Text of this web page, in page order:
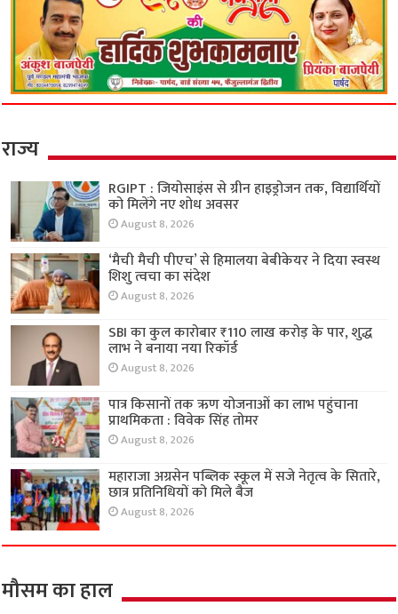
राज्य
RGIPT : जियोसाइंस से ग्रीन हाइड्रोजन तक, विद्यार्थियों
को मिलेंगे नए शोध अवसर
August 8, 2026
‘मैची मैची पीएच’ से हिमालया बेबीकेयर ने दिया स्वस्थ
शिशु त्वचा का संदेश
August 8, 2026
SBI का कुल कारोबार ₹110 लाख करोड़ के पार, शुद्ध
लाभ ने बनाया नया रिकॉर्ड
August 8, 2026
पात्र किसानों तक ऋण योजनाओं का लाभ पहुंचाना
प्राथमिकता : विवेक सिंह तोमर
August 8, 2026
महाराजा अग्रसेन पब्लिक स्कूल में सजे नेतृत्व के सितारे,
छात्र प्रतिनिधियों को मिले बैज
August 8, 2026
मौसम का हाल